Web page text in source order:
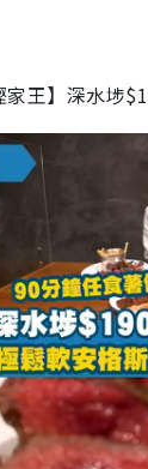
家王】深水埗